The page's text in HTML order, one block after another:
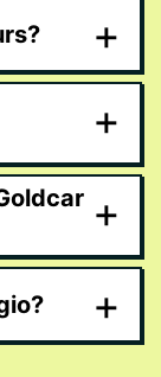
+
+
+
+